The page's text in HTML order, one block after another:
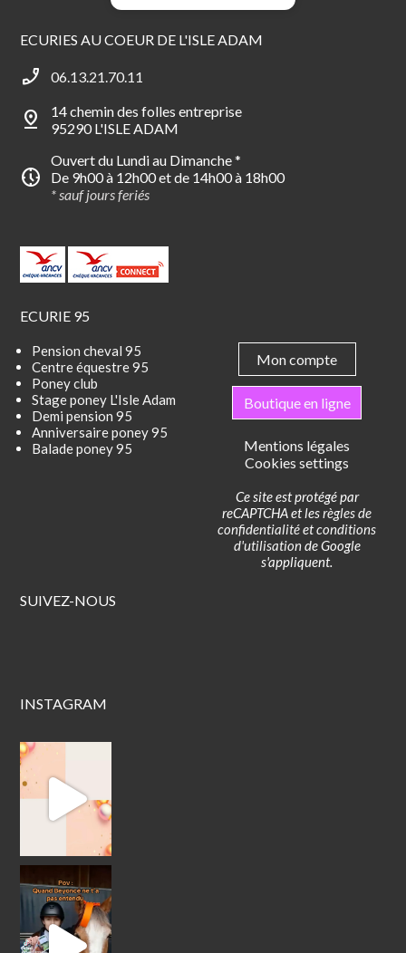
ECURIE 95
Pension cheval 95
Centre équestre 95
Poney club
Stage poney L'Isle Adam
Demi pension 95
Anniversaire poney 95
Balade poney 95
Mon compte
Boutique en ligne
Mentions légales
Cookies settings
Ce site est protégé par
reCAPTCHA et lesrègles de
confidentialitéetconditions
d'utilisationde Google
s'appliquent.
SUIVEZ-NOUS
INSTAGRAM
Fête ton anniversaire au Poney Club !
Envie d
#bouleriejum
ECURIES AU COEUR DE L'ISLE ADAM
phone_enabled 06.13.21.70.11
pin_drop
14 chemin des folles entreprise
95290 L'ISLE ADAM
nest_clock_farsight_analog
Ouvert du Lundi au Dimanche *
De 9h00 à 12h00 et de 14h00 à 18h00
* sauf jours feriés